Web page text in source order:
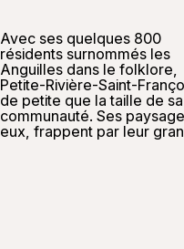
Avec ses quelques 800
résidents surnommés les
Anguilles dans le folklore,
Petite-Rivière-Saint-
de petite que la taille de sa
communauté. Ses
eux, frappent par leur